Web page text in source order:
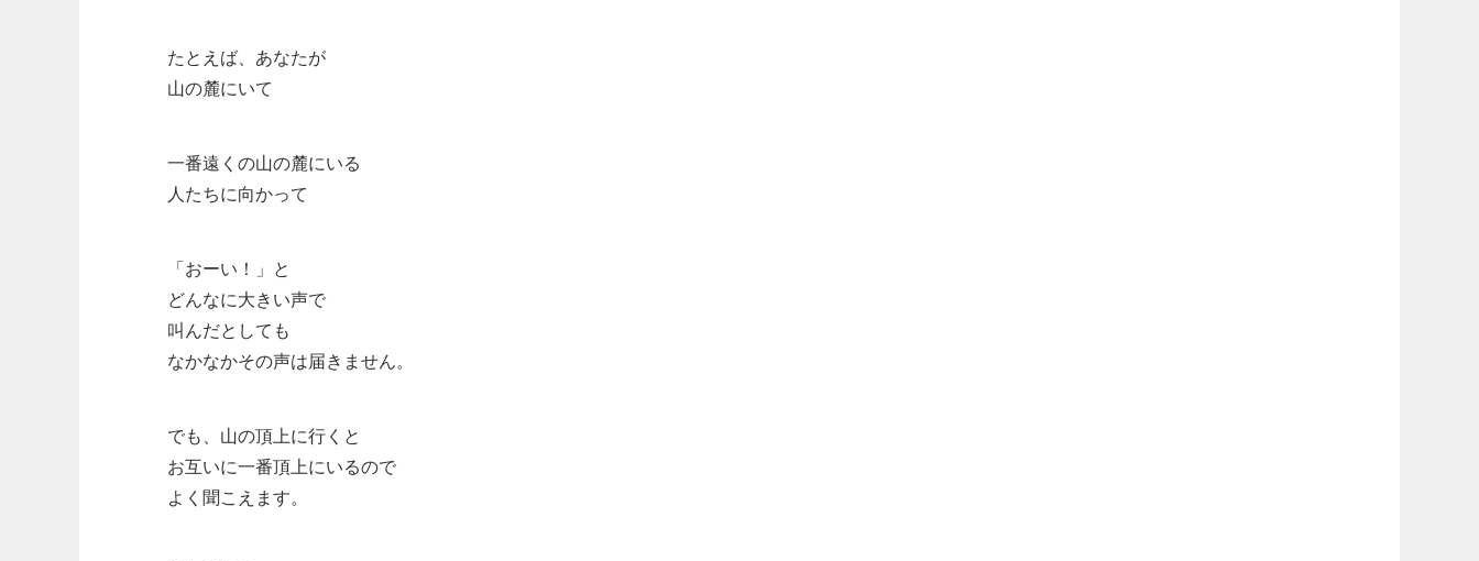
たとえば、あなたが
山の麓にいて
一番遠くの山の麓にいる
人たちに向かって
「おーい！」と
どんなに大きい声で
叫んだとしても
なかなかその声は届きません。
でも、山の頂上に行くと
お互いに一番頂上にいるので
よく聞こえます。